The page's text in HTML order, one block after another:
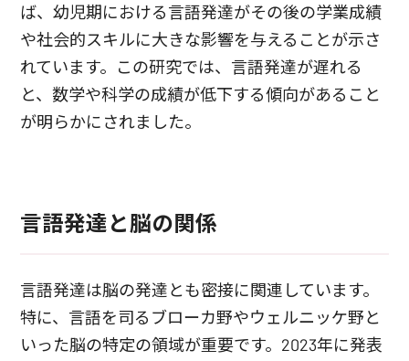
ば、幼児期における言語発達がその後の学業成績
や社会的スキルに大きな影響を与えることが示さ
れています。この研究では、言語発達が遅れる
と、数学や科学の成績が低下する傾向があること
が明らかにされました。
言語発達と脳の関係
言語発達は脳の発達とも密接に関連しています。
特に、言語を司るブローカ野やウェルニッケ野と
いった脳の特定の領域が重要です。2023年に発表